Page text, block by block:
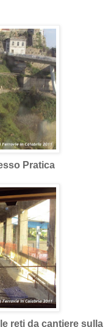
Pratica
reti da cantiere sulla